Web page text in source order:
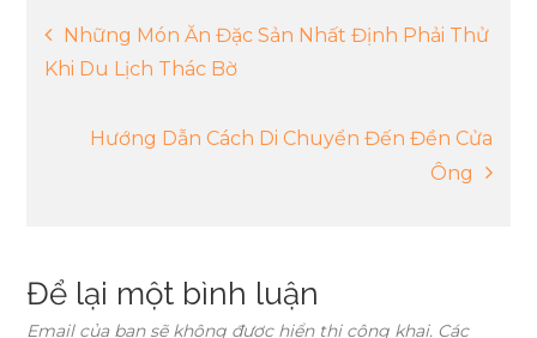
Điều
hướng
bài
Những Món Ăn Đặc Sản Nhất Định Phải Thử
Khi Du Lịch Thác Bờ
Hướng Dẫn Cách Di Chuyển Đến Đền Cửa
Ông
Để lại một bình luận
Email của bạn sẽ không được hiển thị công khai. Các